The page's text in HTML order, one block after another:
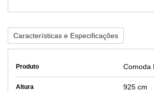
Características e Especificações
Produto Comoda
Altura 925 cm